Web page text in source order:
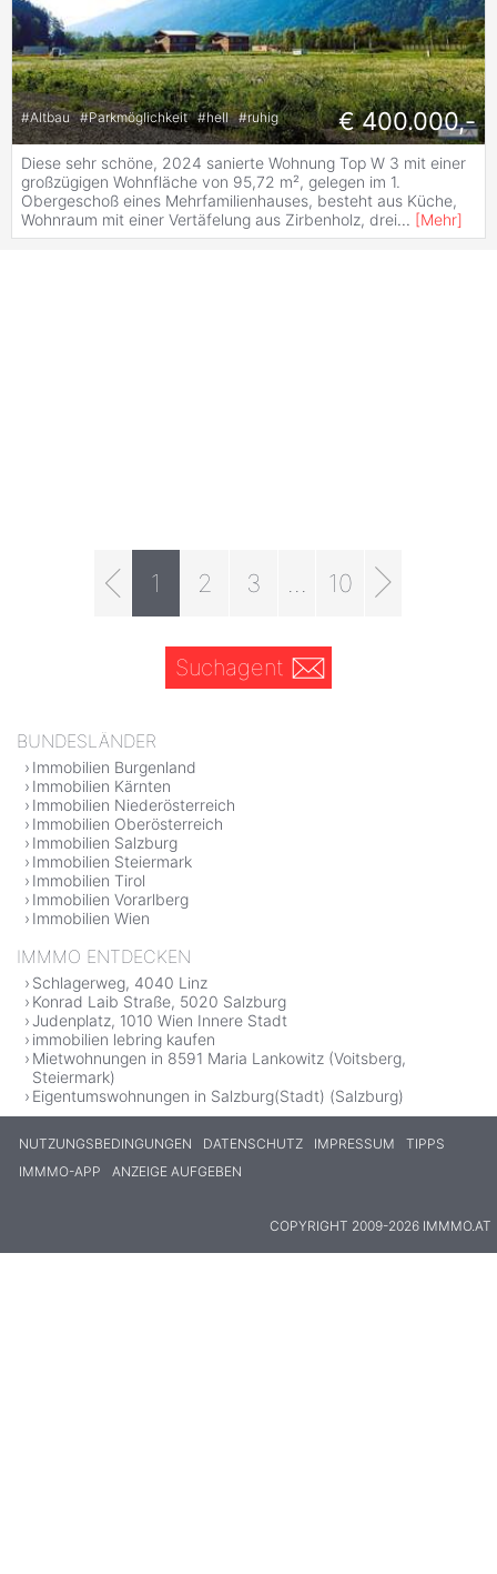
#Altbau #Parkmöglichkeit #hell #ruhig € 400.000,-
Diese sehr schöne, 2024 sanierte Wohnung Top W 3 mit einer
großzügigen Wohnfläche von 95,72 m², gelegen im 1.
Obergeschoß eines Mehrfamilienhauses, besteht aus Küche,
Wohnraum mit einer Vertäfelung aus Zirbenholz, drei... [Mehr]
1 2 3 10
Suchagent
BUNDESLÄNDER
Immobilien Burgenland
Immobilien Kärnten
Immobilien Niederösterreich
Immobilien Oberösterreich
Immobilien Salzburg
Immobilien Steiermark
Immobilien Tirol
Immobilien Vorarlberg
Immobilien Wien
IMMMO ENTDECKEN
Schlagerweg, 4040 Linz
Konrad Laib Straße, 5020 Salzburg
Judenplatz, 1010 Wien Innere Stadt
immobilien lebring kaufen
Mietwohnungen in 8591 Maria Lankowitz (Voitsberg,
Steiermark)
Eigentumswohnungen in Salzburg(Stadt) (Salzburg)
NUTZUNGSBEDINGUNGEN DATENSCHUTZ IMPRESSUM
TIPPS
IMMMO-APP
ANZEIGE AUFGEBEN
COPYRIGHT 2009-2026 IMMMO.AT